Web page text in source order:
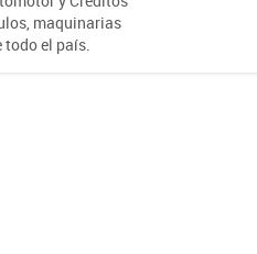
maquinarias
el país.